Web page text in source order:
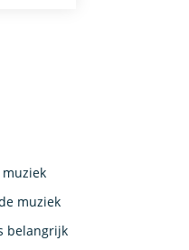
muziek
belangrijk